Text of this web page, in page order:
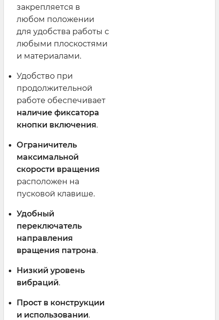
закрепляется в
любом положении
для удобства работы с
любыми плоскостями
и материалами.
Удобство при
продолжительной
работе обеспечивает
наличие фиксатора
кнопки включения.
Ограничитель
максимальной
скорости вращения
расположен на
пусковой клавише.
Удобный
переключатель
направления
вращения патрона.
Низкий уровень
вибраций.
Прост в конструкции
и использовании.